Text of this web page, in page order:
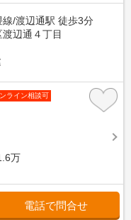
/渡辺通駅 徒歩3分
辺通４丁目
ライン相談可
万
電話で問合せ